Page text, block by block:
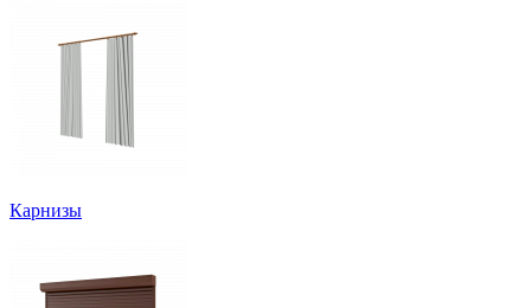
Карнизы